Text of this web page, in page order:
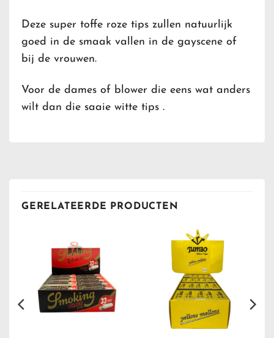
Deze super toffe roze tips zullen natuurlijk
goed in de smaak vallen in de gayscene of
bij de vrouwen.
Voor de dames of blower die eens wat anders
wilt dan die saaie witte tips .
GERELATEERDE PRODUCTEN